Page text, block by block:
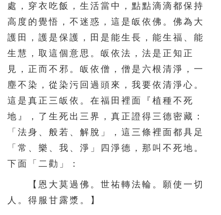
處，穿衣吃飯，生活當中，點點滴滴都保持
高度的覺悟，不迷惑，這是皈依佛。佛為大
護田，護是保護，田是能生長，能生福、能
生慧，取這個意思。皈依法，法是正知正
見，正而不邪。皈依僧，僧是六根清淨，一
塵不染，從染污回過頭來，我要依清淨心。
這是真正三皈依。在福田裡面『植種不死
地』，了生死出三界，真正證得三德密藏：
「法身、般若、解脫」，這三條裡面都具足
「常、樂、我、淨」四淨德，那叫不死地。
下面「二勸」：
【恩大莫過佛。世祐轉法輪。願使一切
人。得服甘露漿。】